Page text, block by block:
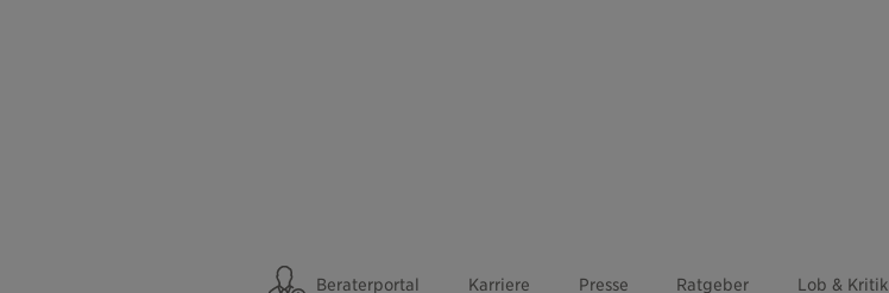
Beraterportal Karriere Presse Ratgeber Lob & Kritik